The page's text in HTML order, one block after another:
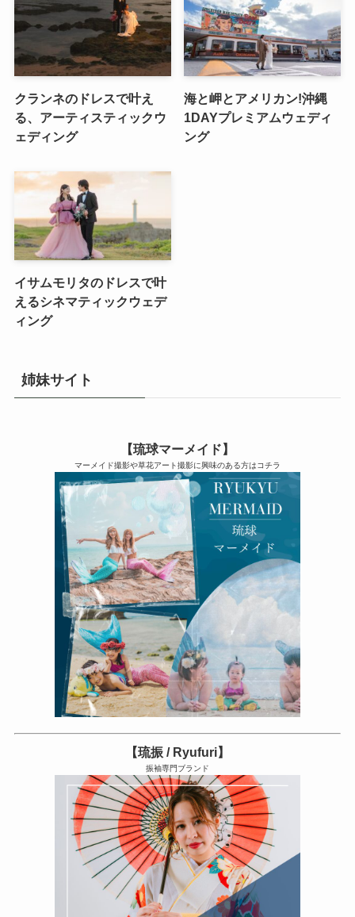
クランネのドレスで叶え
る、アーティスティックウ
ェディング
海と岬とアメリカン!沖縄
1DAYプレミアムウェディ
ング
イサムモリタのドレスで叶
えるシネマティックウェデ
ィング
姉妹サイト
【琉球マーメイド】
マーメイド撮影や草花アート撮影に興味のある方はコチラ
【琉振 / Ryufuri】
振袖専門ブランド